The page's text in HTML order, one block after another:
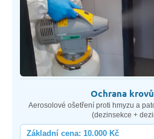
Ochrana
Aerosolové ošetření proti hmyzu a
(dezinsekce +
Základní cena: 10.000 Kč